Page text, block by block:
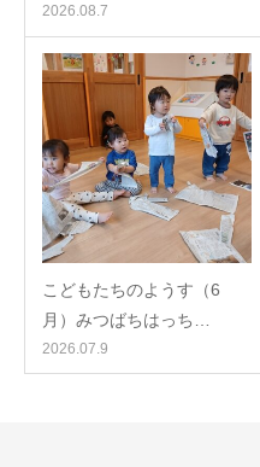
2026.08.7
こどもたちのようす（6
月）みつばちはっち…
2026.07.9